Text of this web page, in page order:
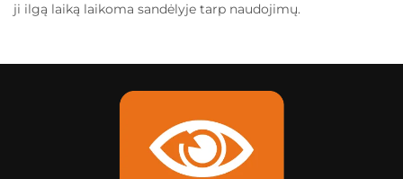
ji ilgą laiką laikoma sandėlyje tarp naudojimų.